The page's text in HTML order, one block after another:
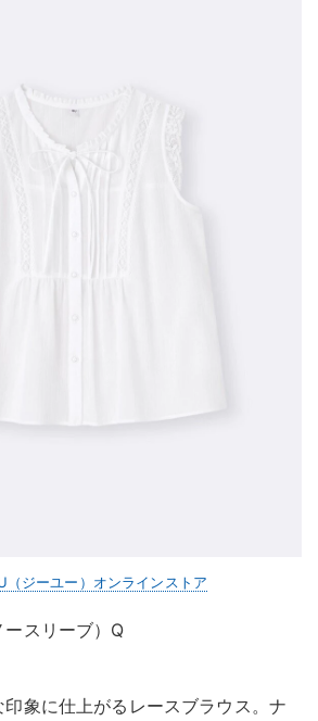
（ジーユー）オンラインストア
ースリーブ）Q
象に仕上がるレースブラウス。ナ